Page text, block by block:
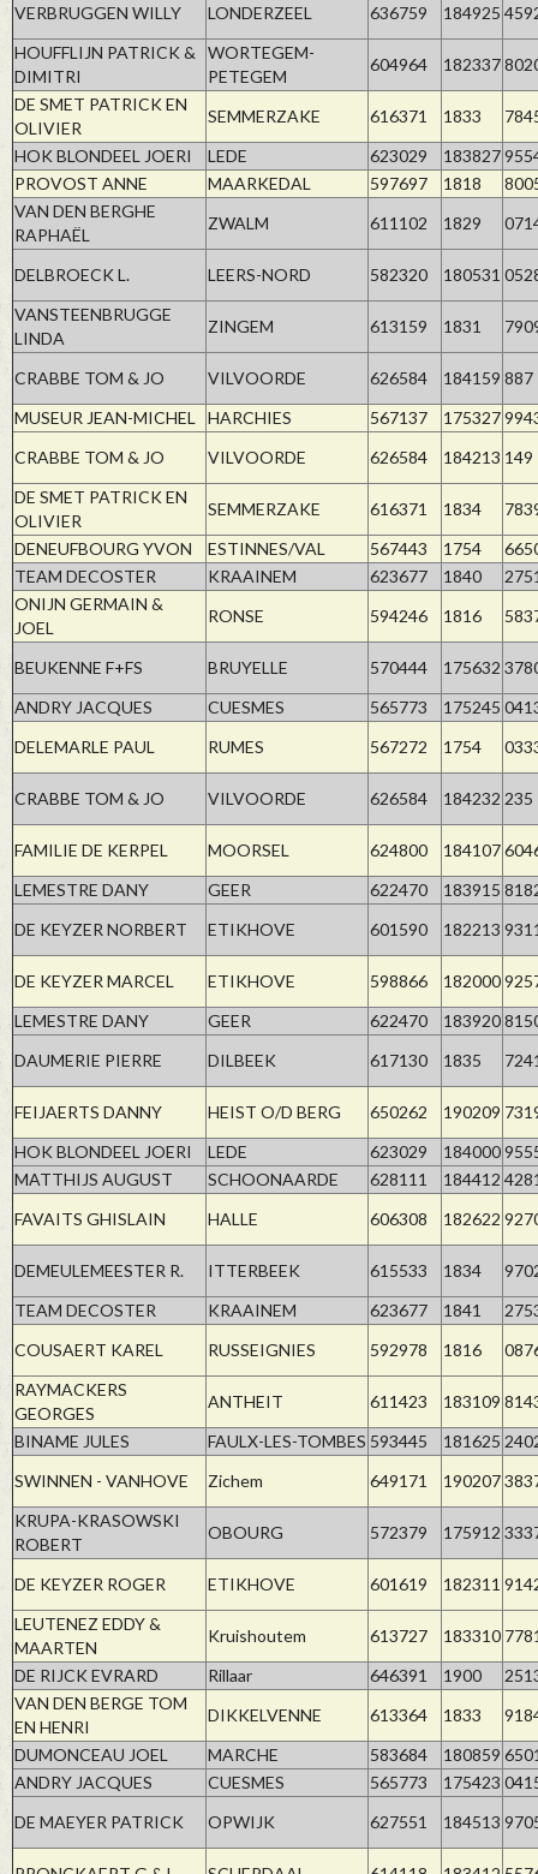
VERBRUGGEN WILLY LONDERZEEL 636759 184925
HOUFFLIJN PATRICK &
DIMITRI
WORTEGEM-
PETEGEM
604964 182337
DE SMET PATRICK EN
OLIVIER
SEMMERZAKE 616371 1833
HOK BLONDEEL JOERI
LEDE 623029 183827
PROVOST ANNE
MAARKEDAL 597697 1818
VAN DEN BERGHE
RAPHAËL
ZWALM 611102 1829
DELBROECK L. LEERS-NORD 582320 180531
VANSTEENBRUGGE
LINDA
ZINGEM 613159 1831
CRABBE TOM & JO VILVOORDE 626584 184159 887
MUSEUR JEAN-MICHEL
HARCHIES 567137 175327
CRABBE TOM & JO
VILVOORDE 626584 184213 149
DE SMET PATRICK EN
OLIVIER
SEMMERZAKE 616371 1834
DENEUFBOURG YVON
ESTINNES/VAL 567443 1754
TEAM DECOSTER
KRAAINEM 623677 1840
ONIJN GERMAIN &
JOEL
RONSE 594246 1816
BEUKENNE F+FS BRUYELLE 570444 175632
ANDRY JACQUES
CUESMES 565773 175245
DELEMARLE PAUL
RUMES 567272 1754
CRABBE TOM & JO VILVOORDE 626584 184232 235
FAMILIE DE KERPEL MOORSEL 624800 184107
LEMESTRE DANY
GEER 622470 183915
DE KEYZER NORBERT
ETIKHOVE 601590 182213
DE KEYZER MARCEL ETIKHOVE 598866 182000
LEMESTRE DANY
GEER 622470 183920
DAUMERIE PIERRE
DILBEEK 617130 1835
FEIJAERTS DANNY HEIST O/D BERG 650262 190209
HOK BLONDEEL JOERI
LEDE 623029 184000
MATTHIJS AUGUST
SCHOONAARDE 628111 184412
FAVAITS GHISLAIN
HALLE 606308 182622
DEMEULEMEESTER R. ITTERBEEK 615533 1834
TEAM DECOSTER
KRAAINEM 623677 1841
COUSAERT KAREL
RUSSEIGNIES 592978 1816
RAYMACKERS
GEORGES
ANTHEIT 611423 183109
BINAME JULES
FAULX-LES-TOMBES 593445 181625
SWINNEN - VANHOVE
Zichem 649171 190207
KRUPA-KRASOWSKI
ROBERT
OBOURG 572379 175912
DE KEYZER ROGER ETIKHOVE 601619 182311
LEUTENEZ EDDY &
MAARTEN
Kruishoutem 613727 183310
DE RIJCK EVRARD
Rillaar 646391 1900
VAN DEN BERGE TOM
EN HENRI
DIKKELVENNE 613364 1833
DUMONCEAU JOEL
MARCHE 583684 180859
ANDRY JACQUES
CUESMES 565773 175423
DE MAEYER PATRICK
OPWIJK 627551 184513